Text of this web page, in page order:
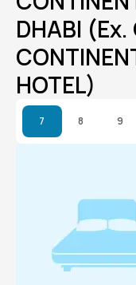
DHABI (Ex.
HOTEL)
7 8 9